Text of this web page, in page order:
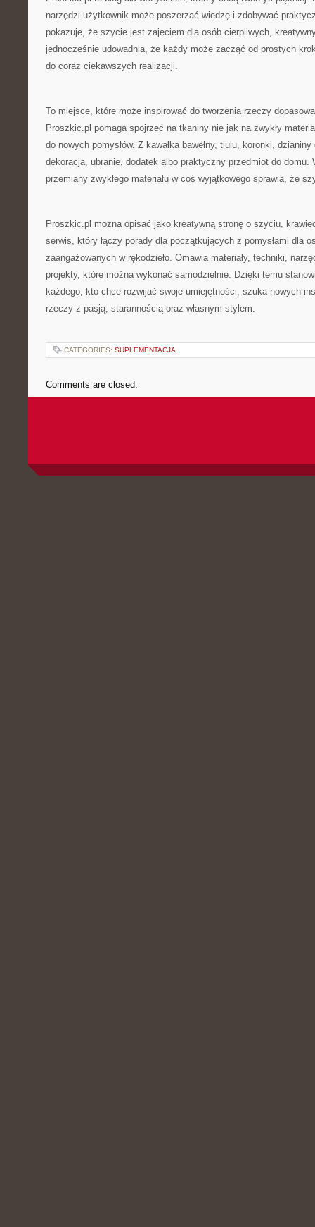
narzędzi użytkownik może poszerzać wiedzę i zdobywać
pokazuje, że szycie jest zajęciem dla osób cierpliwych,
jednocześnie udowadnia, że każdy może zacząć od prostych
do coraz ciekawszych realizacji.
To miejsce, które może inspirować do tworzenia rzeczy
Proszkic.pl pomaga spojrzeć na tkaniny nie jak na zwykły
do nowych pomysłów. Z kawałka bawełny, tiulu, koronki,
dekoracja, ubranie, dodatek albo praktyczny przedmiot do domu.
przemiany zwykłego materiału w coś wyjątkowego sprawia, że
Proszkic.pl można opisać jako kreatywną stronę o szyciu,
serwis, który łączy porady dla początkujących z pomysłami dla
zaangażowanych w rękodzieło. Omawia materiały, techniki,
projekty, które można wykonać samodzielnie. Dzięki temu
każdego, kto chce rozwijać swoje umiejętności, szuka nowych
rzeczy z pasją, starannością oraz własnym stylem.
CATEGORIES: SUPLEMENTACJA
Comments are closed.